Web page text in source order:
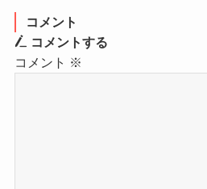
コメント
コメントする
コメント ※